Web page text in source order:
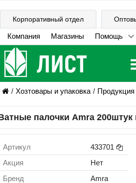
Корпоративный отдел
Компания Магазины Помощь
Хозтовары и упаковка
палочки Amra 200штук
Артикул
433701
Акция
Нет
Бренд
Amra